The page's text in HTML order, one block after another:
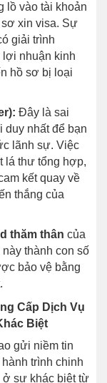
lồ vào tài khoản
xin visa. Sự
giải trình
lợi nhuận kinh
hồ sơ bị loại
Đây là sai
duy nhất để bạn
lãnh sự. Việc
lá thư tổng hợp,
kết quay về
thắng của
thăm thân của
thành con số
bảo vệ bằng
Cấp Dịch Vụ
Biệt
gửi niềm tin
trình chinh
ở sự khác biệt từ